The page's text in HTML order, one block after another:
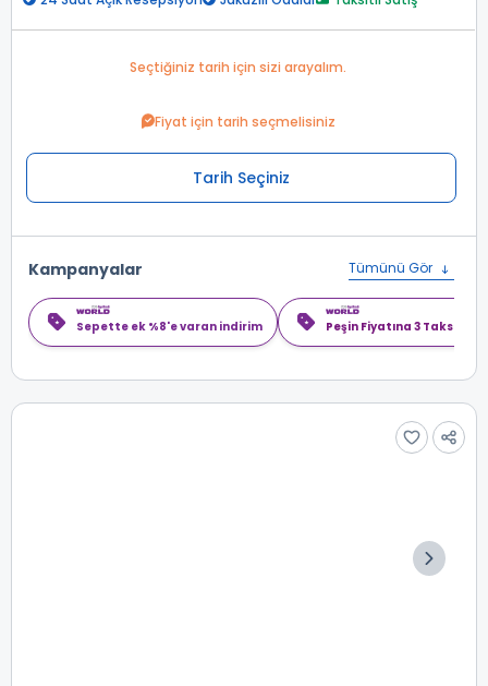
Seçtiğiniz tarih için sizi arayalım.
Fiyat için tarih seçmelisiniz
Tarih Seçiniz
Kampanyalar Tümünü Gör
Sepette ek %8'e varan indirim Peşin Fiyatına 3 Taksit